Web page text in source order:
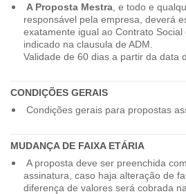
A Proposta Mestra, e todo e
responsável pela empresa, deverá
exatamente igual ao Contrato
indicado na clausula de ADM.
Validade de 60 dias a partir da data
CONDIÇÕES GERAIS
Condições gerais para propostas
MUDANÇA DE FAIXA ETÁRIA
A proposta deve ser preenchida
assinatura, caso haja alteração de
diferença de valores será cobrada na